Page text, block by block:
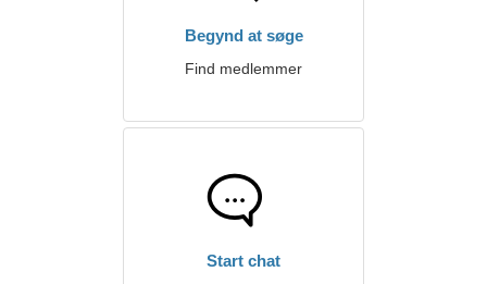
Begynd at søge
Find medlemmer
Start chat